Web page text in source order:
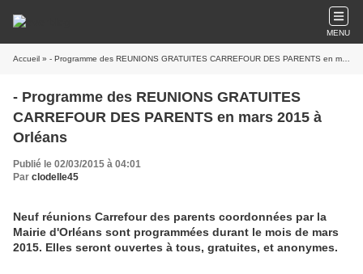
MENU
Accueil » - Programme des REUNIONS GRATUITES CARREFOUR DES PARENTS en mars 2015 à Orléans
- Programme des REUNIONS GRATUITES
CARREFOUR DES PARENTS en mars 2015 à
Orléans
Publié le 02/03/2015 à 04:01
Par clodelle45
Neuf réunions Carrefour des parents coordonnées par la
Mairie d'Orléans sont programmées durant le mois de mars
2015. Elles seront ouvertes à tous, gratuites, et anonymes.